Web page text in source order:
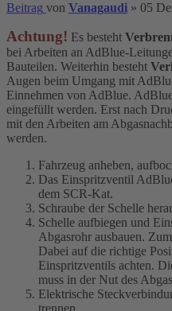
Beitrag von Vanagaudi » 05
Achtung! Es besteht
bei Arbeiten an AdBlue-
Bauteilen. Weiterhin besteht
Augen beim Umgang mit
Einnehmen von AdBlue.
eingefüllt werden. Erst nach
mit den Arbeiten am
werden.
Fahrzeug anheben,
Das Einspritzventil
dem SCR-Kat.
Schraube der Schelle
Schelle aufbiegen und
Abgasrohr ausbauen.
Dabei auf die richtige
Einspritzventils achten.
muss in der Nut des
Elektrische